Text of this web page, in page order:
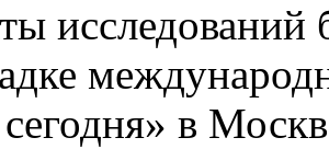
в